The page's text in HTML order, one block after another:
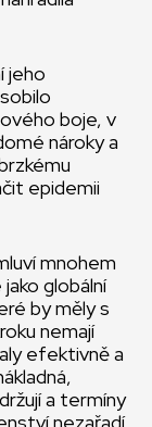
jeho
boje, v
nároky a
epidemii
mnohem
globální
by měly s
nemají
efektivně a
a termíny